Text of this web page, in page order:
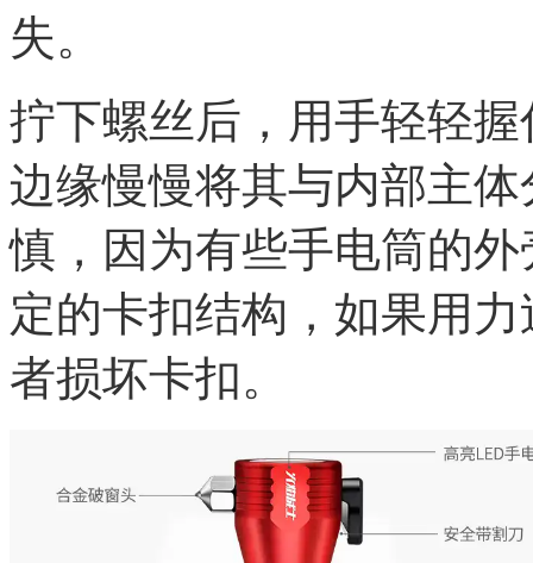
失。
拧下螺丝后，用手轻轻
边缘慢慢将其与内部主
慎，因为有些手电筒的
定的卡扣结构，如果用
者损坏卡扣。